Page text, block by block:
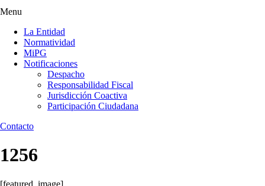
Menu
La Entidad
Normatividad
MiPG
Notificaciones
Despacho
Responsabilidad Fiscal
Jurisdicción Coactiva
Participación Ciudadana
Contacto
1256
[featured_image]